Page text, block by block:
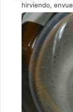
hirviendo,